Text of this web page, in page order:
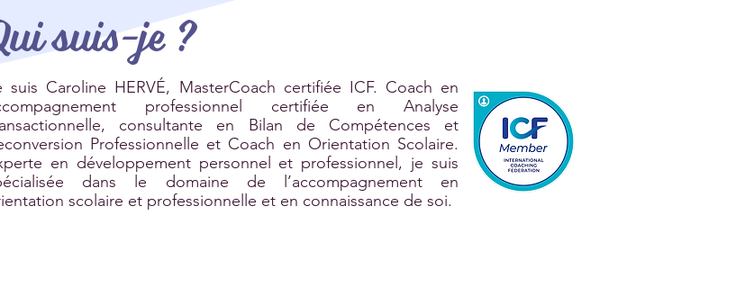
suis-je ?
suis Caroline HERVÉ, MasterCoach certifiée ICF. Coach en
professionnel certifiée en Analyse
consultante en Bilan de Compétences et
Professionnelle et Coach en Orientation Scolaire.
en développement personnel et professionnel, je suis
dans le domaine de l’accompagnement en
scolaire et professionnelle et en connaissance de soi.